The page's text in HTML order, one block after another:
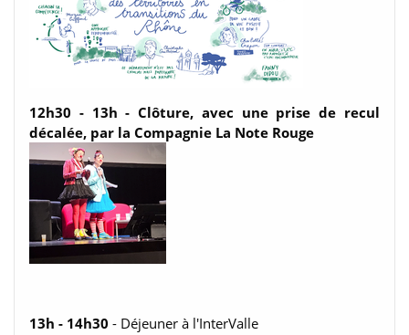
12h30 - 13h - Clôture, avec une prise de recul
décalée, par la Compagnie La Note Rouge
13h - 14h30 - Déjeuner à l'InterValle